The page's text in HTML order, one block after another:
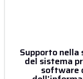
Supporto nella
del sistema
software